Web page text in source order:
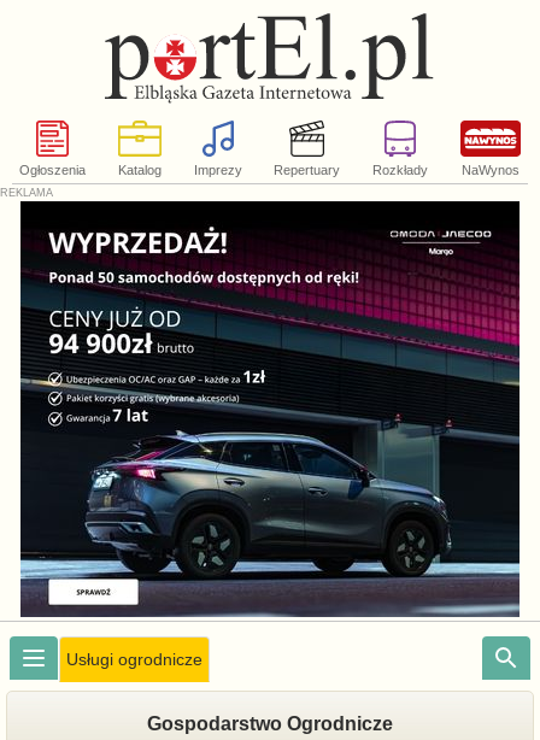
Ogłoszenia Katalog Imprezy Repertuary Rozkłady NaWynos
Usługi ogrodnicze
Gospodarstwo Ogrodnicze